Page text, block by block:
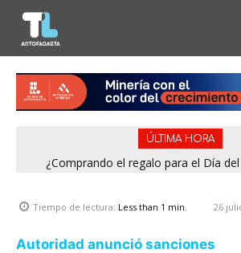
ÚLTIMA HORA
¿Comprando el regalo para el Día
Tiempo de lectura: Less than 1 min. 26
Autoridad anunció sanciones